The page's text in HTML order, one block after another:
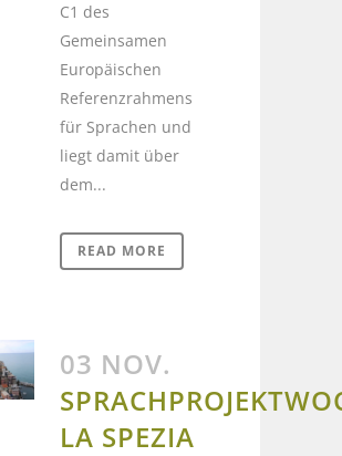
C1 des
Gemeinsamen
Europäischen
Referenzrahmens
für Sprachen und
liegt damit über
dem...
READ MORE
03 NOV.
LA SPEZIA